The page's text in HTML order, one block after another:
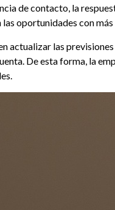
de contacto, la
oportunidades con
actualizar las
De esta forma, la